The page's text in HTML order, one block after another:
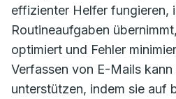
effizienter Helfer fungieren,
Routineaufgaben
optimiert und Fehler
Verfassen von E-Mails
unterstützen, indem sie auf